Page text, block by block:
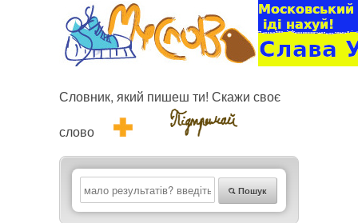
Словник, який пишеш ти! Скажи своє
слово
Пошук